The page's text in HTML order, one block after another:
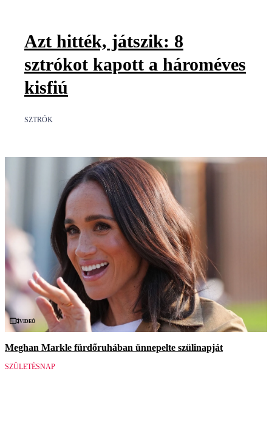
Azt hitték, játszik: 8
sztrókot kapott a hároméves
kisfiú
SZTRÓK
Videó
Meghan Markle fürdőruhában ünnepelte szülinapját
SZÜLETÉSNAP